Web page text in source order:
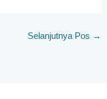
Selanjutnya Pos →